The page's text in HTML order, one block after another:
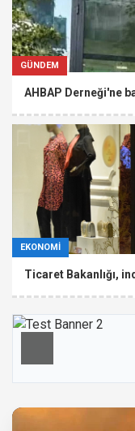
GÜNDEM
AHBAP Derneği'ne
EKONOMİ
Ticaret Bakanlığı,